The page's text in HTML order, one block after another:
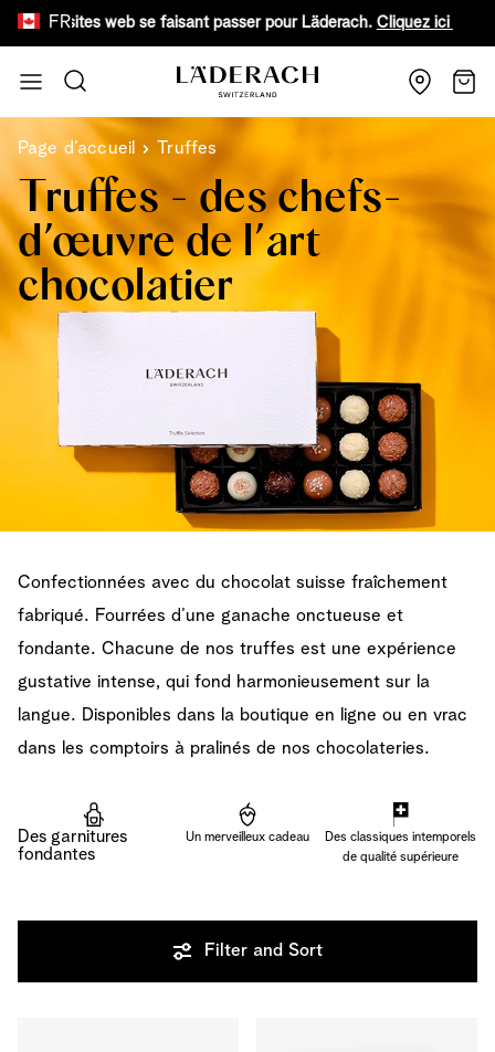
FR
sites web se faisant passer pour Läderach.Cliquez ici pour en
Recherche
Page d’accueil Truffes
Truffes - des chefs-
d’œuvre de l’art
chocolatier
Confectionnées avec du chocolat suisse fraîchement
fabriqué. Fourrées d’une ganache onctueuse et
fondante. Chacune de nos truffes est une expérience
gustative intense, qui fond harmonieusement sur la
langue. Disponibles dans la boutique en ligne ou en vrac
dans les comptoirs à pralinés de nos chocolateries.
Des garnitures
fondantes
Un merveilleux cadeau
Des classiques intemporels
de qualité supérieure
Filter and Sort